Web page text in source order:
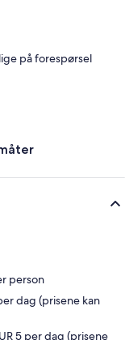
på forespørsel
person
dag (prisene kan
5 per dag (prisene